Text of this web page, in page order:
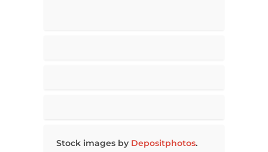
Stock images by Depositphotos.